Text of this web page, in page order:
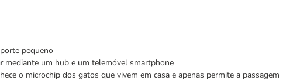
pequeno
mediante um hub e um telemóvel smartphone
o microchip dos gatos que vivem em casa e apenas permite a passagem